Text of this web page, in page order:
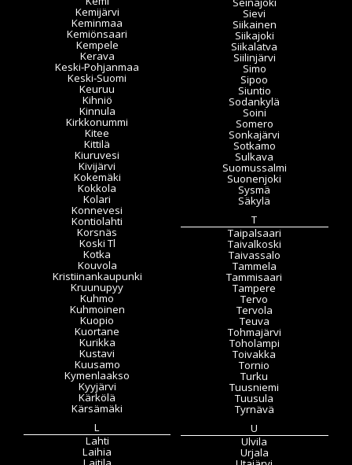
Kemijärvi
Keminmaa
Kemiönsaari
Kempele
Kerava
Keski-Pohjanmaa
Keski-Suomi
Keuruu
Kihniö
Kinnula
Kirkkonummi
Kitee
Kittilä
Kiuruvesi
Kivijärvi
Kokemäki
Kokkola
Kolari
Konnevesi
Kontiolahti
Korsnäs
Koski Tl
Kotka
Kouvola
Kristiinankaupunki
Kruunupyy
Kuhmo
Kuhmoinen
Kuopio
Kuortane
Kurikka
Kustavi
Kuusamo
Kymenlaakso
Kyyjärvi
Kärkölä
Kärsämäki
L
Lahti
Laihia
Sievi
Siikainen
Siikajoki
Siikalatva
Siilinjärvi
Simo
Sipoo
Siuntio
Sodankylä
Soini
Somero
Sonkajärvi
Sotkamo
Sulkava
Suomussalmi
Suonenjoki
Sysmä
Säkylä
T
Taipalsaari
Taivalkoski
Taivassalo
Tammela
Tammisaari
Tampere
Tervo
Tervola
Teuva
Tohmajärvi
Toholampi
Toivakka
Tornio
Turku
Tuusniemi
Tuusula
Tyrnävä
U
Ulvila
Urjala